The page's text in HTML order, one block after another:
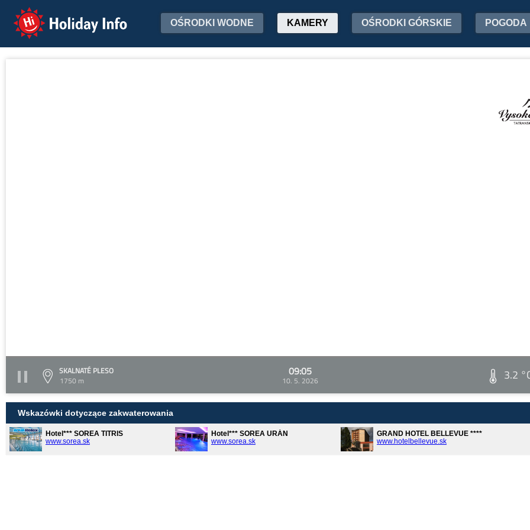
Holiday Info OŚRODKI WODNE KAMERY OŚRODKI GÓRSKIE POGODA
SKALNATÉ PLESO
1750 m
09:05
10. 5. 2026 3.2
Wskazówki dotyczące zakwaterowania
Hotel*** SOREA TITRIS
www.sorea.sk
Hotel*** SOREA URÁN
www.sorea.sk
GRAND HOTEL BELLEVUE ****
www.hotelbellevue.sk